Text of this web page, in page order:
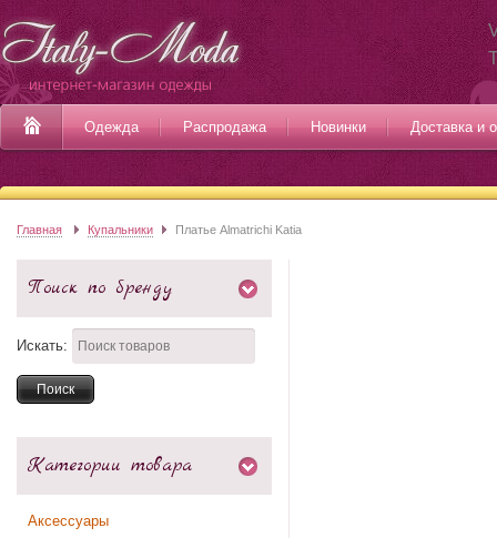
Одежда Распродажа Новинки Доставка и
Главная Купальники Платье Almatrichi Katia
Поиск по бренду
Искать:
Категории товара
Аксессуары